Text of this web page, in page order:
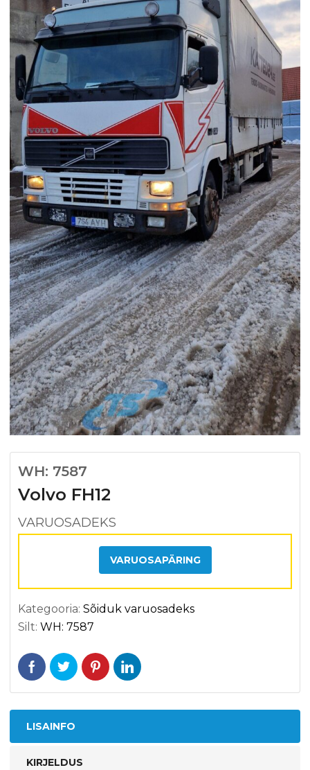
WH: 7587
Volvo FH12
VARUOSADEKS
VARUOSAPÄRING
Kategooria: Sõiduk varuosadeks
Silt: WH: 7587
LISAINFO
KIRJELDUS